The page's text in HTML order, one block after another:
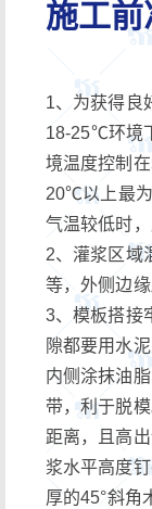
施工前
1、为获得良
18-25℃环境
境温度控制
20℃以上最
气温较低时，
2、灌浆区域
等，外侧边缘
3、模板搭接
隙都要用水
内侧涂抹油
带，利于脱
距离，且高
浆水平高度
厚的45°斜角